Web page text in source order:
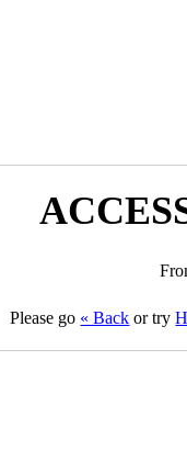
Please go « Back or try